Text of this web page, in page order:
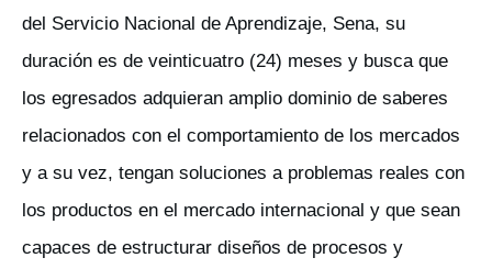
del Servicio Nacional de Aprendizaje, Sena, su
duración es de veinticuatro (24) meses y busca que
los egresados adquieran amplio dominio de saberes
relacionados con el comportamiento de los mercados
y a su vez, tengan soluciones a problemas reales con
los productos en el mercado internacional y que sean
capaces de estructurar diseños de procesos y